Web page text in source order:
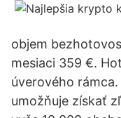
objem
mesiaci 359 €.
úverového
umožňuje získať